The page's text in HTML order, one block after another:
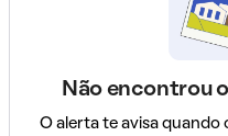
Não encontrou
O alerta te avisa quando